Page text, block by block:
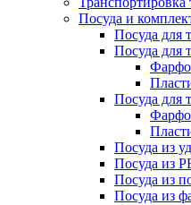
Посуда и
Посуда для
Посуда
Посуда
Посуда из
Посуда из
Посуда из
Посуда из